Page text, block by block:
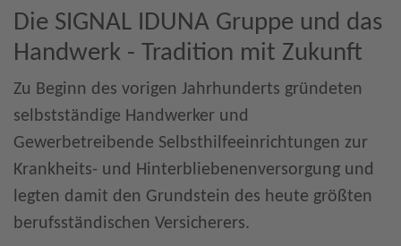
und Übermittlung Ihrer Daten ein. Sie können
Ihre Einwilligung jederzeit über "Cookie-
Einstellungen" widerrufen.
More Information
Accept
Powered byUsercentrics Consent
Management
Die SIGNAL IDUNA Gruppe und das
Handwerk - Tradition mit Zukunft
Zu Beginn des vorigen Jahrhunderts gründeten
selbstständige Handwerker und
Gewerbetreibende Selbsthilfeeinrichtungen zur
Krankheits- und Hinterbliebenenversorgung und
legten damit den Grundstein des heute größten
berufsständischen Versicherers.